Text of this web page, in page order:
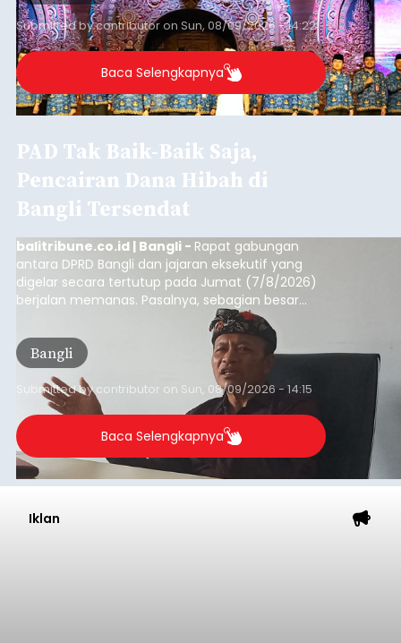
Submitted bycontributoron Sun, 08/09/2026 - 14:22
Baca Selengkapnya
PAD Tak Baik-Baik Saja,
Pencairan Dana Hibah di
Bangli Tersendat
balitribune.co.id | Bangli - Rapat gabungan
antara DPRD Bangli dan jajaran eksekutif yang
digelar secara tertutup pada Jumat (7/8/2026)
berjalan memanas. Pasalnya, sebagian besar
dana hibah yang bersumber dari pokok-pokok
pikiran (pokok-pokok pikiran/pokir) dewan hasil
penjaringan aspirasi masyarakat saat reses tak
kunjung cair.
Bangli
Submitted bycontributor on Sun, 08/09/2026 - 14:15
Baca Selengkapnya
Iklan